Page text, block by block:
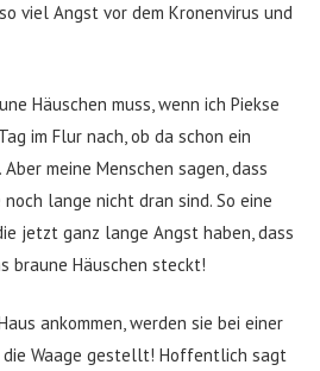
viel Angst vor dem Kronenvirus und
Häuschen muss, wenn ich Piekse
im Flur nach, ob da schon ein
meine Menschen sagen, dass
lange nicht dran sind. So eine
jetzt ganz lange Angst haben, dass
braune Häuschen steckt!
ankommen, werden sie bei einer
die Waage gestellt! Hoffentlich sagt